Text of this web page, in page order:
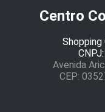
Centro
Avenida
CEP: